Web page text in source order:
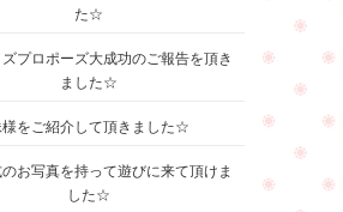
た☆
プロポーズ大成功のご報告を頂き
ました☆
様をご紹介して頂きました☆
お写真を持って遊びに来て頂けま
した☆